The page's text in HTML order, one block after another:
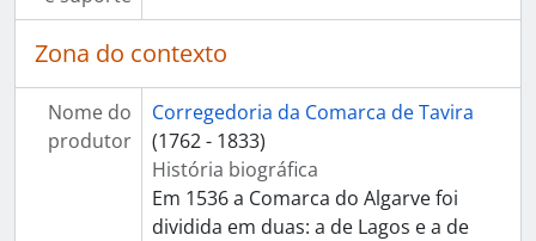
Zona do contexto
Nome do
produtor
Corregedoria da Comarca de Tavira
(1762 - 1833)
História biográfica
Em 1536 a Comarca do Algarve foi
dividida em duas: a de Lagos e a de